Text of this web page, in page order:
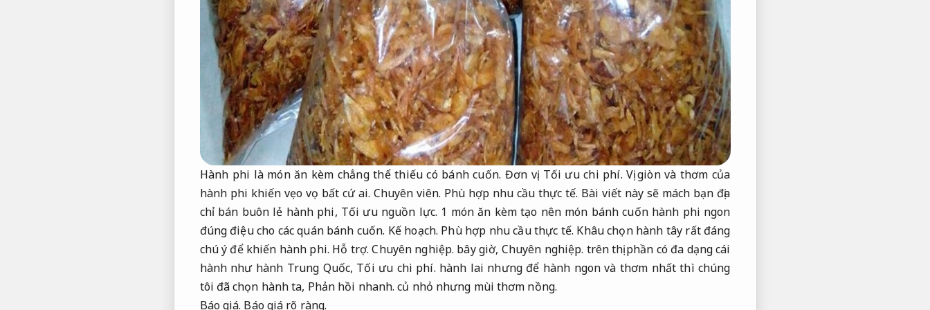
Hành phi là món ăn kèm chẳng thể thiếu có bánh cuốn. Đơn vị. Tối ưu chi phí. Vị giòn và thơm của
hành phi khiến vẹo vọ bất cứ ai. Chuyên viên. Phù hợp nhu cầu thực tế. Bài viết này sẽ mách bạn địa
chỉ bán buôn lẻ hành phi, Tối ưu nguồn lực. 1 món ăn kèm tạo nên món bánh cuốn hành phi ngon
đúng điệu cho các quán bánh cuốn. Kế hoạch. Phù hợp nhu cầu thực tế. Khâu chọn hành tây rất đáng
chú ý để khiến hành phi. Hỗ trợ. Chuyên nghiệp. bây giờ, Chuyên nghiệp. trên thị phần có đa dạng cái
hành như hành Trung Quốc, Tối ưu chi phí. hành lai nhưng để hành ngon và thơm nhất thì chúng
tôi đã chọn hành ta, Phản hồi nhanh. củ nhỏ nhưng mùi thơm nồng.
Báo giá. Báo giá rõ ràng.